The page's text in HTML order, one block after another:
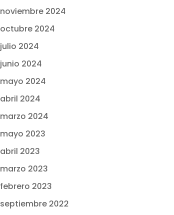
noviembre 2024
octubre 2024
julio 2024
junio 2024
mayo 2024
abril 2024
marzo 2024
mayo 2023
abril 2023
marzo 2023
febrero 2023
septiembre 2022